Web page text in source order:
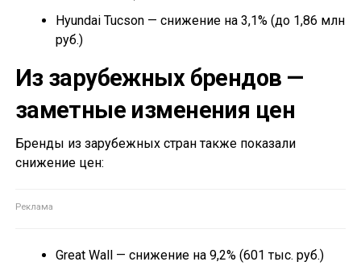
Hyundai Tucson — снижение на 3,1% (до 1,86 млн
руб.)
Из зарубежных брендов —
заметные изменения цен
Бренды из зарубежных стран также показали
снижение цен:
Great Wall — снижение на 9,2% (601 тыс. руб.)